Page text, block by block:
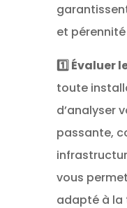
et pérennité
1️⃣ Évaluer
toute
d’analyser
passante,
vous
adapté à la